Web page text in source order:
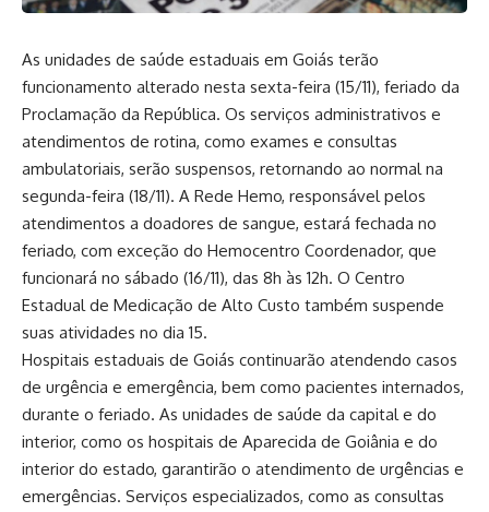
As unidades de saúde estaduais em Goiás terão
funcionamento alterado nesta sexta-feira (15/11), feriado da
Proclamação da República. Os serviços administrativos e
atendimentos de rotina, como exames e consultas
ambulatoriais, serão suspensos, retornando ao normal na
segunda-feira (18/11). A Rede Hemo, responsável pelos
atendimentos a doadores de sangue, estará fechada no
feriado, com exceção do Hemocentro Coordenador, que
funcionará no sábado (16/11), das 8h às 12h. O Centro
Estadual de Medicação de Alto Custo também suspende
suas atividades no dia 15.
Hospitais estaduais de Goiás continuarão atendendo casos
de urgência e emergência, bem como pacientes internados,
durante o feriado. As unidades de saúde da capital e do
interior, como os hospitais de Aparecida de Goiânia e do
interior do estado, garantirão o atendimento de urgências e
emergências. Serviços especializados, como as consultas